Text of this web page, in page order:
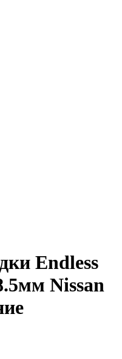
Endless
Nissan